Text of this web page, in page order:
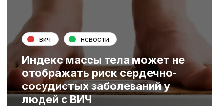
вич новости
Индекс массы тела может не
отображать риск сердечно-
сосудистых заболеваний у
людей с ВИЧ